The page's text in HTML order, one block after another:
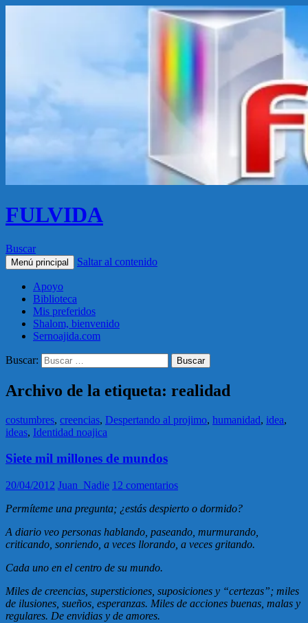
FULVIDA
Buscar
Menú principal Saltar al contenido
Apoyo
Biblioteca
Mis preferidos
Shalom, bienvenido
Sernoajida.com
Buscar:
Archivo de la etiqueta: realidad
costumbres, creencias, Despertando al projimo, humanidad, idea,
ideas, Identidad noajica
Siete mil millones de mundos
20/04/2012 Juan_Nadie 12 comentarios
Permíteme una pregunta; ¿estás despierto o dormido?
A diario veo personas hablando, paseando, murmurando,
criticando, sonriendo, a veces llorando, a veces gritando.
Cada uno en el centro de su mundo.
Miles de creencias, supersticiones, suposiciones y “certezas”; miles
de ilusiones, sueños, esperanzas. Miles de acciones buenas, malas y
regulares. De envidias y de amores.